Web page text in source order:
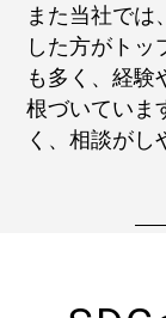
また当社では
した方がトッ
も多く、経験
根づいていま
く、相談がし